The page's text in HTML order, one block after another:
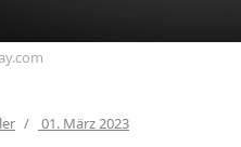
01. März 2023